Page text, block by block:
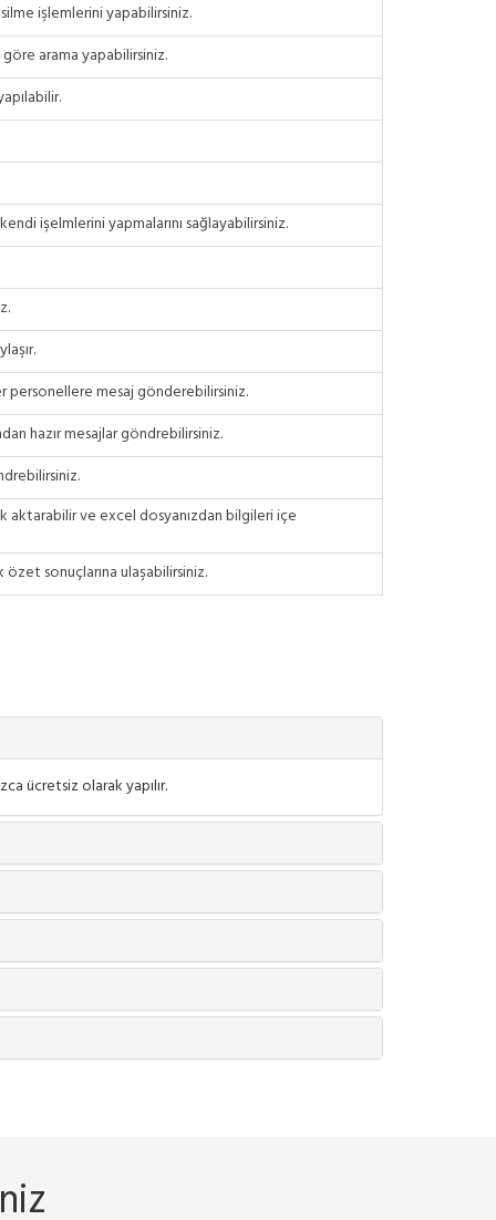
işlemlerini yapabilirsiniz.
arama yapabilirsiniz.
işelmlerini yapmalarını sağlayabilirsiniz.
personellere mesaj gönderebilirsiniz.
hazır mesajlar göndrebilirsiniz.
aktarabilir ve excel dosyanızdan bilgileri içe
özet sonuçlarına ulaşabilirsiniz.
ücretsiz olarak yapılır.